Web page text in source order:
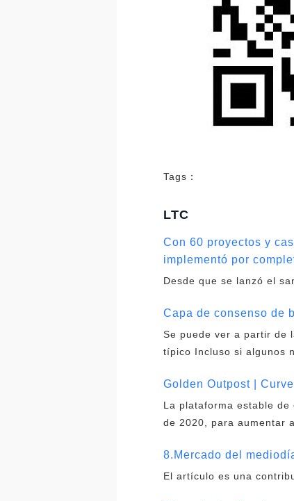
Tags：
LTC
Con 60 proyectos y
implementó por
Desde que se lanzó el
Capa de consenso de
Se puede ver a partir de
típico Incluso si algunos
Golden Outpost |
La plataforma estable de
de 2020, para aumentar
8.Mercado del
El artículo es una